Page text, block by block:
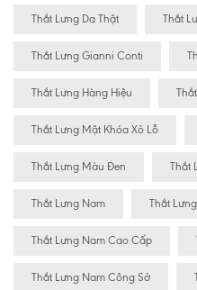
Thắt Lưng Da Thật Thắt
Thắt Lưng Gianni Conti
Thắt Lưng Hàng Hiệu
Thắt Lưng Mặt Khóa Xỏ Lỗ
Thắt Lưng Màu Đen Thắt
Thắt Lưng Nam Thắt
Thắt Lưng Nam Cao Cấp
Thắt Lưng Nam Công Sở